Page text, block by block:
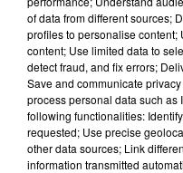
Soumettre le formulaire
of data from different sources;
profiles to personalise
content; Use limited data to
detect fraud, and fix errors;
Save and communicate
process personal data such as
following functionalities:
requested; Use precise
other data sources; Link
information transmitted